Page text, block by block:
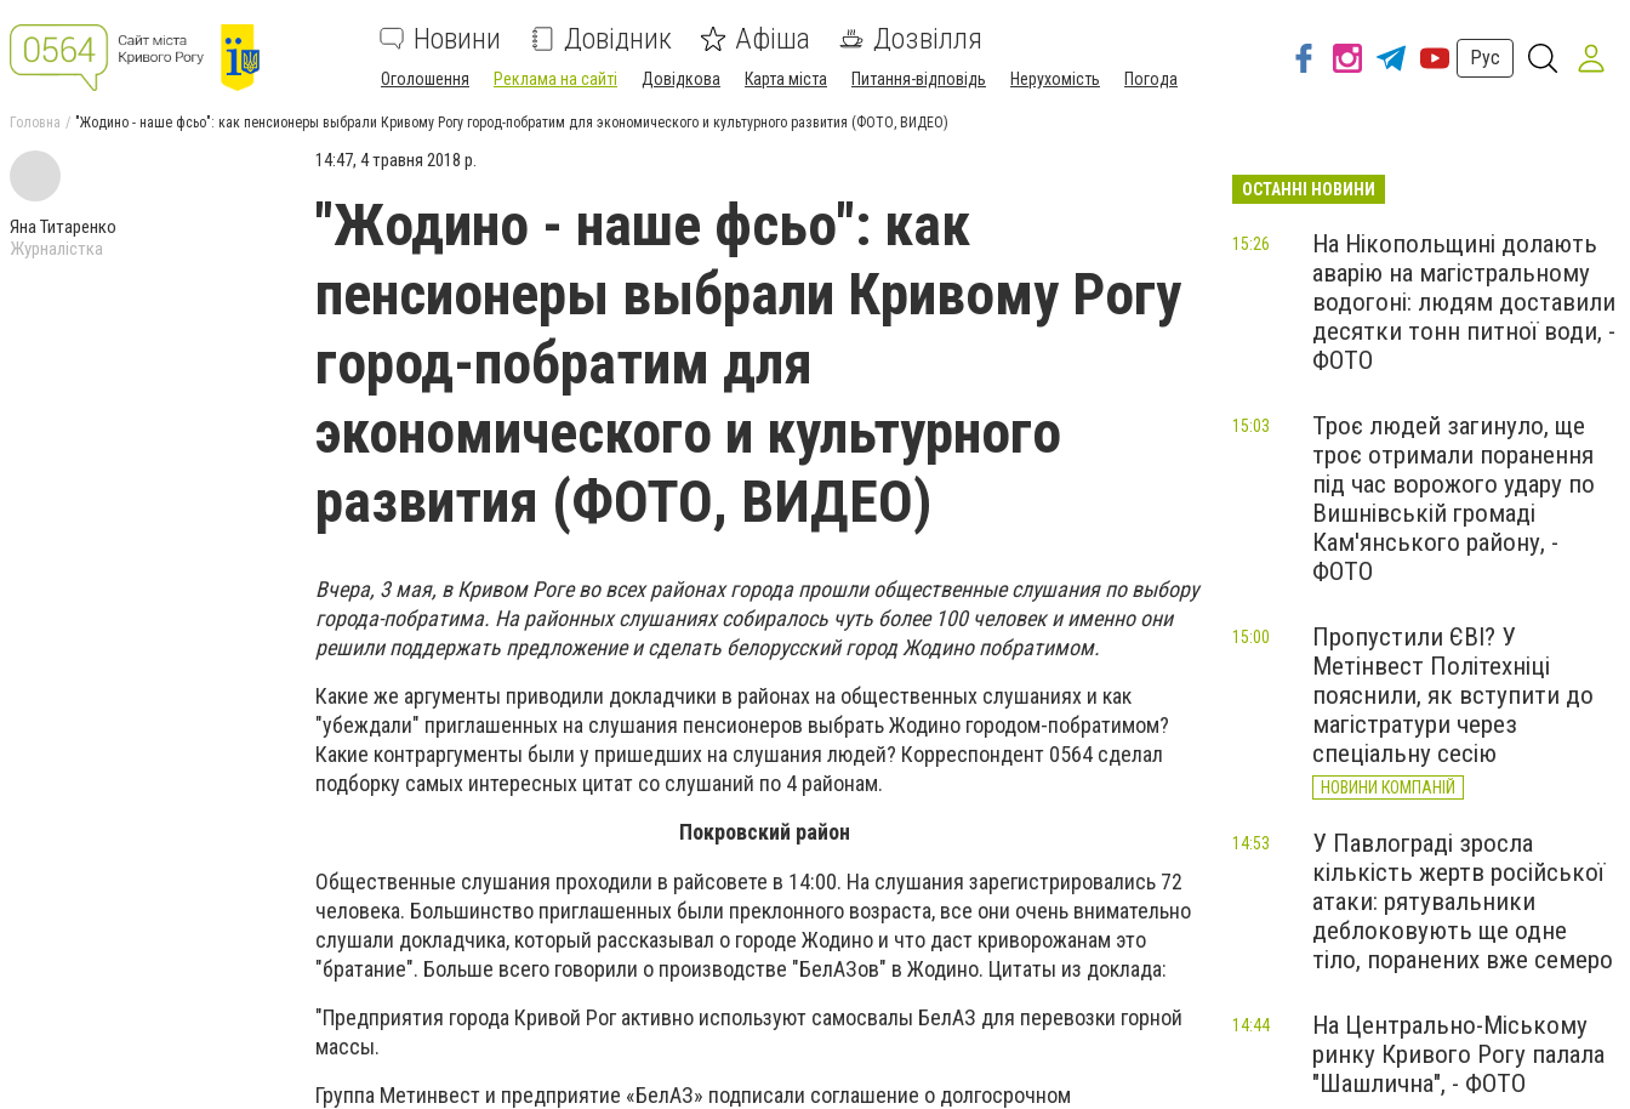
Новини Довідник Афіша Дозвілля
Оголошення Реклама на сайті Довідкова Карта міста Питання-відповідь Нерухомість Погода
Рус
Головна "Жодино - наше фсьо": как пенсионеры выбрали Кривому Рогу город-побратим для экономического и культурного развития (ФОТО, ВИДЕО)
Яна Титаренко
Журналістка
14:47, 4 травня 2018 р.
"Жодино - наше фсьо": как
пенсионеры выбрали Кривому Рогу
город-побратим для
экономического и культурного
развития (ФОТО, ВИДЕО)
Вчера, 3 мая, в Кривом Роге во всех районах города прошли общественные слушания по выбору
города-побратима. На районных слушаниях собиралось чуть более 100 человек и именно они
решили поддержать предложение и сделать белорусский город Жодино побратимом.
Какие же аргументы приводили докладчики в районах на общественных слушаниях и как
"убеждали" приглашенных на слушания пенсионеров выбрать Жодино городом-побратимом?
Какие контраргументы были у пришедших на слушания людей? Корреспондент 0564 сделал
подборку самых интересных цитат со слушаний по 4 районам.
Покровский район
Общественные слушания проходили в райсовете в 14:00. На слушания зарегистрировались 72
человека. Большинство приглашенных были преклонного возраста, все они очень внимательно
слушали докладчика, который рассказывал о городе Жодино и что даст криворожанам это
"братание". Больше всего говорили о производстве "БелАЗов" в Жодино. Цитаты из доклада:
"Предприятия города Кривой Рог активно используют самосвалы БелАЗ для перевозки горной
массы.
Группа Метинвест и предприятие «БелАЗ» подписали соглашение о долгосрочном
ОСТАННІ НОВИНИ
На Нікопольщині долають
аварію на магістральному
водогоні: людям доставили
десятки тонн питної води, -
ФОТО
15:26
Троє людей загинуло, ще
троє отримали поранення
під час ворожого удару по
Вишнівській громаді
Кам'янського району, -
ФОТО
15:03
Пропустили ЄВІ? У
Метінвест Політехніці
пояснили, як вступити до
магістратури через
спеціальну сесію
НОВИНИ КОМПАНІЙ
15:00
У Павлограді зросла
кількість жертв російської
атаки: рятувальники
деблоковують ще одне
тіло, поранених вже семеро
14:53
На Центрально-Міському
ринку Кривого Рогу палала
"Шашлична", - ФОТО
14:44